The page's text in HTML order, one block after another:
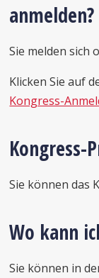
anmelden?
Sie melden sich
Klicken Sie auf
Kongress-
Kongress-
Sie können das
Wo kann
Sie können in